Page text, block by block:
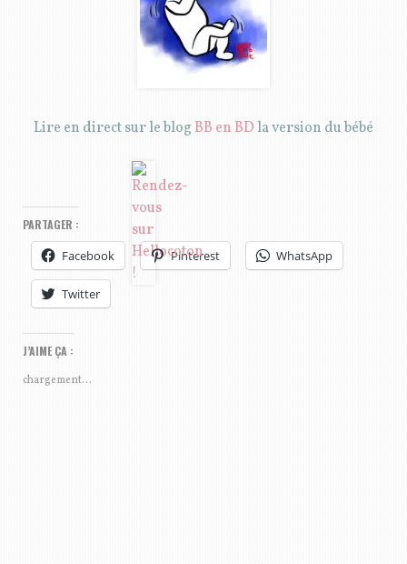
Lire en direct sur le blog BB en BD la version du bébé
PARTAGER :
Facebook Pinterest WhatsApp
Twitter
J’AIME ÇA :
chargement…